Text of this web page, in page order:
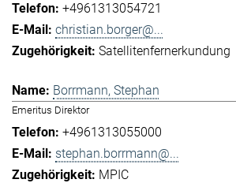
+4961313054721
christian.borger@...
Satellitenfernerkundung
Borrmann, Stephan
Emeritus Direktor
+4961313055000
stephan.borrmann@...
MPIC